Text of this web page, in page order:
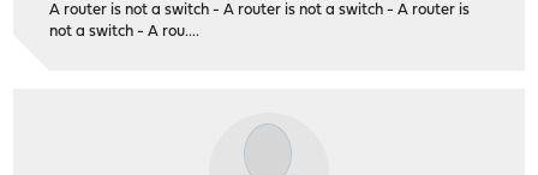
A router is not a switch - A router is not a switch - A router is
not a switch - A rou....